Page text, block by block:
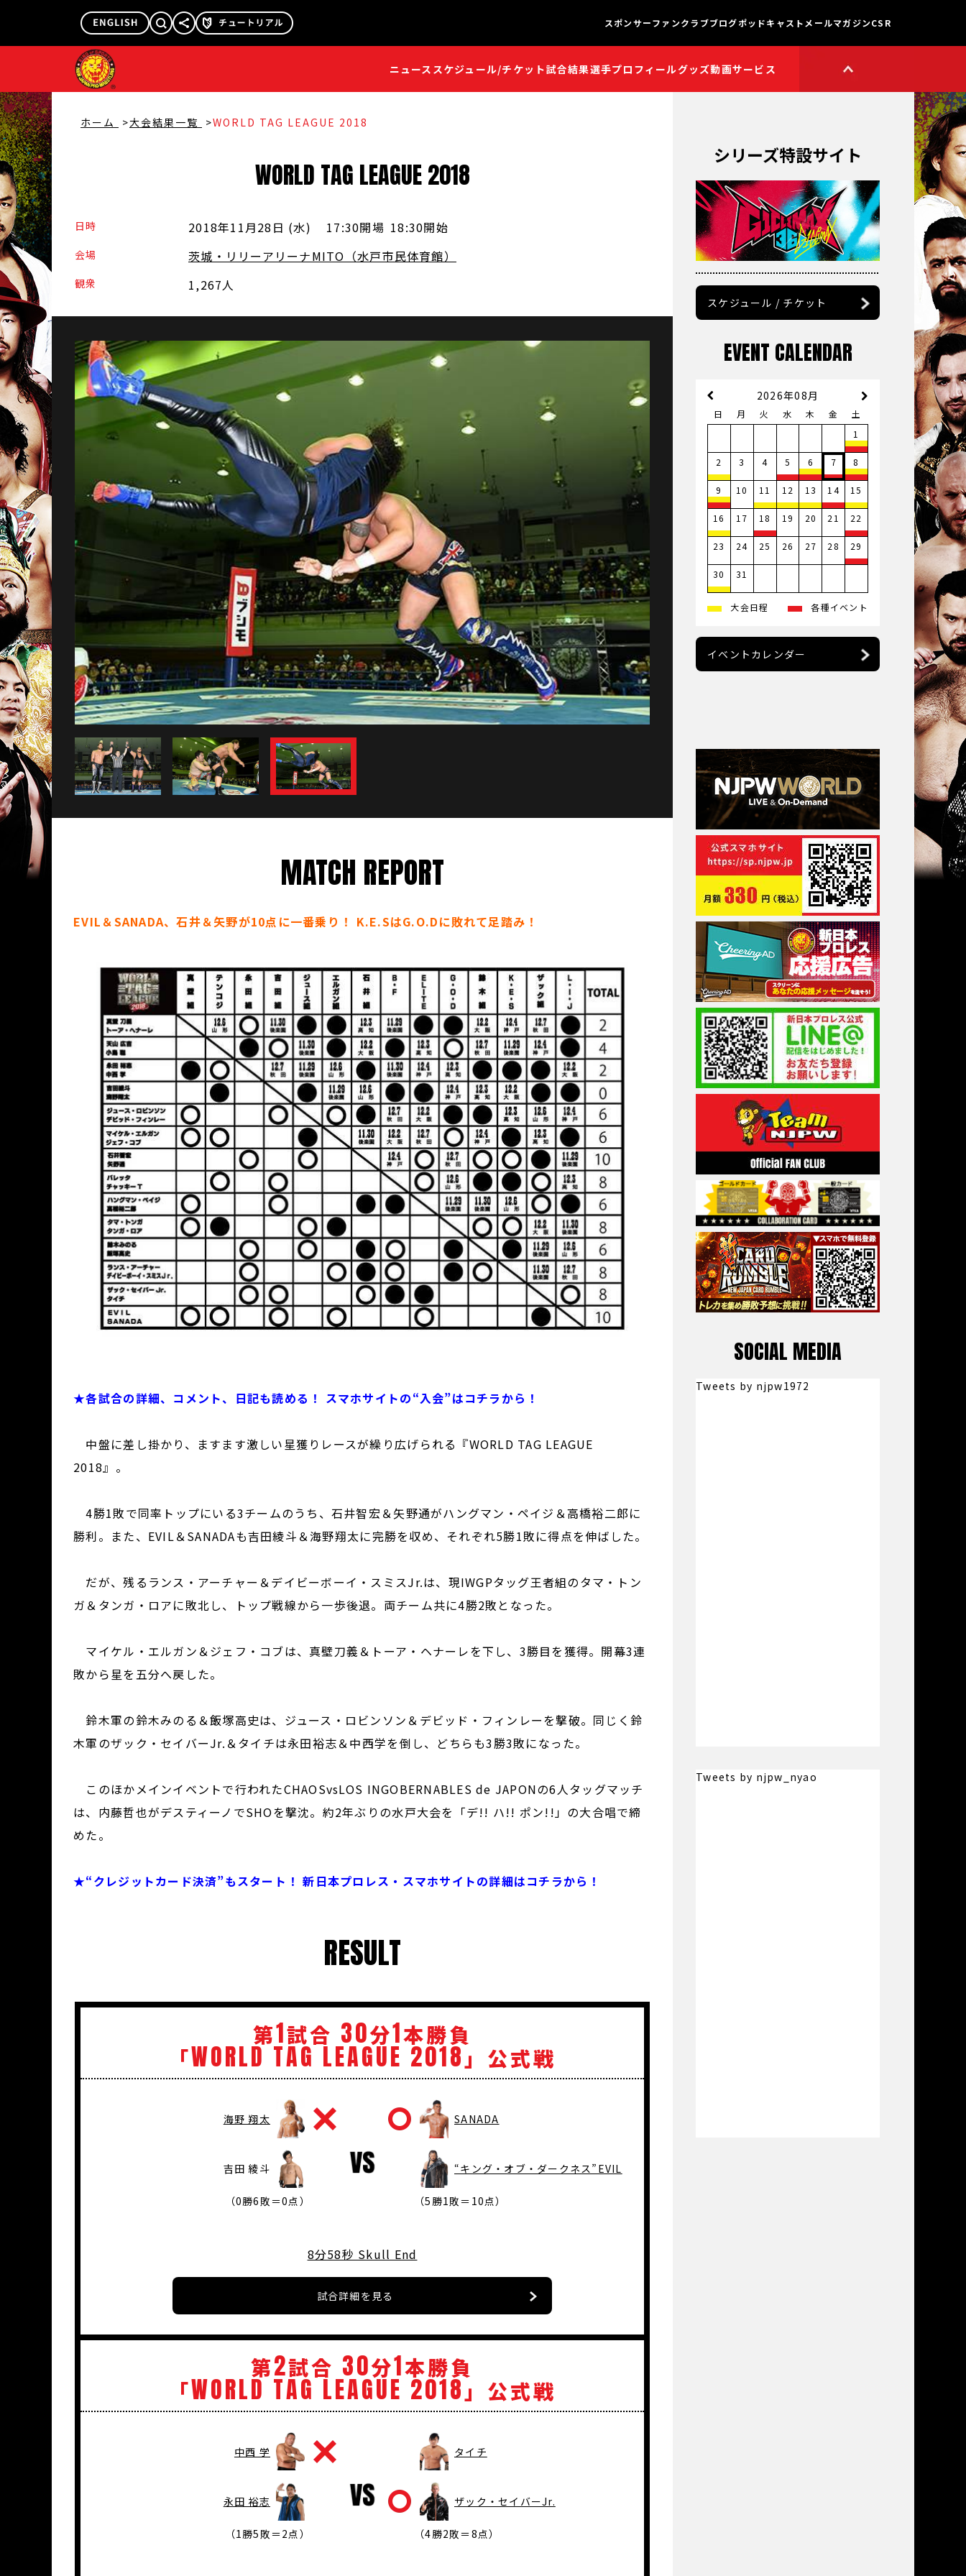
ニュース スケジュール/チケット試合結果選手プロフィールグッズ動画サービス
獣神サンダー・ライガー
矢野通プロデュース!!
スイーツ真壁チャンネル
聖帝タイチのゲーム実況
チャンネル
鷹木信悟ちゃんねる
オーカーンチャンネル
スポンサーファンクラブブログポッドキャスト メールマガジンCSR
ホーム 大会結果一覧 WORLD TAG LEAGUE 2018
WORLD TAG LEAGUE2018
日時 2018年11月28日 (水) 17:30開場 18:30開始
会場 茨城・リリーアリーナMITO（水戸市民体育館）
観衆 1,267人
MATCH REPORT
EVIL＆SANADA、石井＆矢野が10点に一番乗り！ K.E.SはG.O.Dに敗れて足踏み！
★各試合の詳細、コメント、日記も読める！ スマホサイトの“入会”はコチラから！
中盤に差し掛かり、ますます激しい星獲りレースが繰り広げられる『WORLD TAG LEAGUE
2018』。
4勝1敗で同率トップにいる3チームのうち、石井智宏＆矢野通がハングマン・ペイジ＆高橋裕二郎に
勝利。また、EVIL＆SANADAも吉田綾斗＆海野翔太に完勝を収め、それぞれ5勝1敗に得点を伸ばした。
だが、残るランス・アーチャー＆デイビーボーイ・スミスJr.は、現IWGPタッグ王者組のタマ・トン
ガ＆タンガ・ロアに敗北し、トップ戦線から一歩後退。両チーム共に4勝2敗となった。
マイケル・エルガン＆ジェフ・コブは、真壁刀義＆トーア・ヘナーレを下し、3勝目を獲得。開幕3連
敗から星を五分へ戻した。
鈴木軍の鈴木みのる＆飯塚高史は、ジュース・ロビンソン＆デビッド・フィンレーを撃破。同じく鈴
木軍のザック・セイバーJr.＆タイチは永田裕志＆中西学を倒し、どちらも3勝3敗になった。
このほかメインイベントで行われたCHAOSvsLOS INGOBERNABLES de JAPONの6人タッグマッチ
は、内藤哲也がデスティーノでSHOを撃沈。約2年ぶりの水戸大会を「デ!! ハ!! ポン!!」の大合唱で締
めた。
★“クレジットカード決済”もスタート！ 新日本プロレス・スマホサイトの詳細はコチラから！
RESULT
第1試合 30分1本勝負
「WORLD TAG LEAGUE 2018」公式戦
海野 翔太
吉田 綾斗
（0勝6敗＝0点）
SANADA
“キング・オブ・ダークネス”EVIL
（5勝1敗＝10点）
8分58秒 Skull End
試合詳細を見る
第2試合 30分1本勝負
「WORLD TAG LEAGUE 2018」公式戦
中西 学
永田 裕志
（1勝5敗＝2点）
タイチ
ザック・セイバーJr.
（4勝2敗＝8点）
シリーズ特設サイト
スケジュール / チケット
EVENT CALENDAR
2026年08月
日 月 火 水 木 金
土
1
2 3 4 5 6 7 8
9 10 11 12 13 14 15
16 17 18 19 20 21 22
23 24 25 26 27 28 29
30 31
大会日程 各種イベント
イベントカレンダー
SOCIAL MEDIA
Tweets by njpw1972
Tweets by njpw_nyao